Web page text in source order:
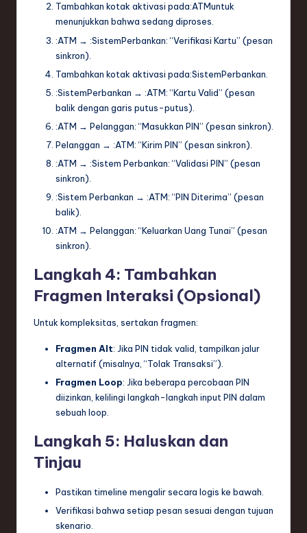
Tambahkan kotak aktivasi pada:ATMuntuk
menunjukkan bahwa sedang diproses.
:ATM → :SistemPerbankan: “Verifikasi Kartu” (pesan
sinkron).
Tambahkan kotak aktivasi pada:SistemPerbankan
:SistemPerbankan → :ATM: “Kartu Valid” (pesan
balik dengan garis putus-putus).
:ATM → Pelanggan: “Masukkan PIN” (pesan sinkron).
Pelanggan → :ATM: “Kirim PIN” (pesan sinkron).
:ATM → :Sistem Perbankan: “Validasi PIN” (pesan
sinkron).
:Sistem Perbankan → :ATM: “PIN Diterima” (pesan
balik).
:ATM → Pelanggan: “Keluarkan Uang Tunai” (pesan
sinkron).
Langkah 4: Tambahkan
Fragmen Interaksi (Opsional)
Untuk kompleksitas, sertakan fragmen:
Fragmen Alt: Jika PIN tidak valid, tampilkan jalur
alternatif (misalnya, “Tolak Transaksi”).
Fragmen Loop: Jika beberapa percobaan PIN
diizinkan, kelilingi langkah-langkah input PIN dalam
sebuah loop.
Langkah 5: Haluskan dan
Tinjau
Pastikan timeline mengalir secara logis ke bawah.
Verifikasi bahwa setiap pesan sesuai dengan tujuan
skenario.